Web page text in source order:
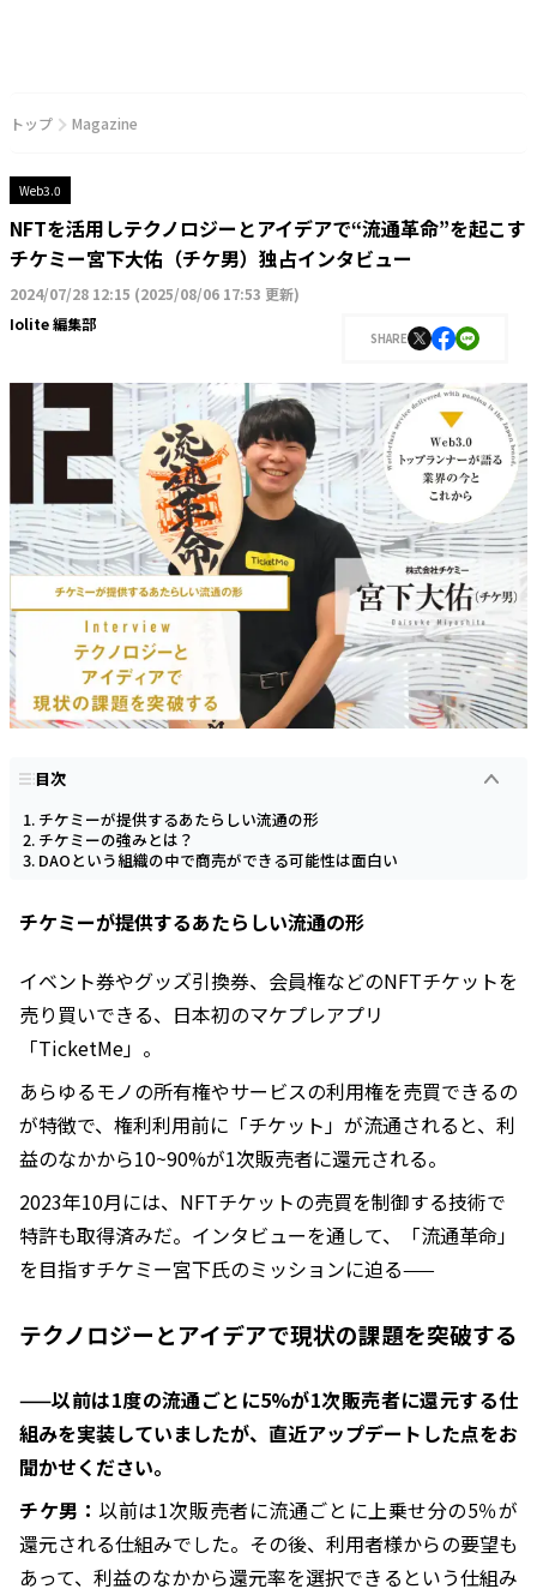
トップ Magazine
Web3.0
NFTを活用しテクノロジーとアイデアで“流通革命”を起こす
チケミー宮下大佑（チケ男）独占インタビュー
2024/07/28 12:15 (2025/08/06 17:53 更新)
Iolite 編集部
SHARE
目次
チケミーが提供するあたらしい流通の形
チケミーの強みとは？
DAOという組織の中で商売ができる可能性は面白い
チケミーが提供するあたらしい流通の形
イベント券やグッズ引換券、会員権などのNFTチケットを
売り買いできる、日本初のマケプレアプリ
「TicketMe」。
あらゆるモノの所有権やサービスの利用権を売買できるの
が特徴で、権利利用前に「チケット」が流通されると、利
益のなかから10~90%が1次販売者に還元される。
2023年10月には、NFTチケットの売買を制御する技術で
特許も取得済みだ。インタビューを通して、「流通革命」
を目指すチケミー宮下氏のミッションに迫る——
テクノロジーとアイデアで現状の課題を突破する
——以前は1度の流通ごとに5%が1次販売者に還元する仕
組みを実装していましたが、直近アップデートした点をお
聞かせください。
チケ男： 以前は1次販売者に流通ごとに上乗せ分の5％が
還元される仕組みでした。その後、利用者様からの要望も
あって、利益のなかから還元率を選択できるという仕組み